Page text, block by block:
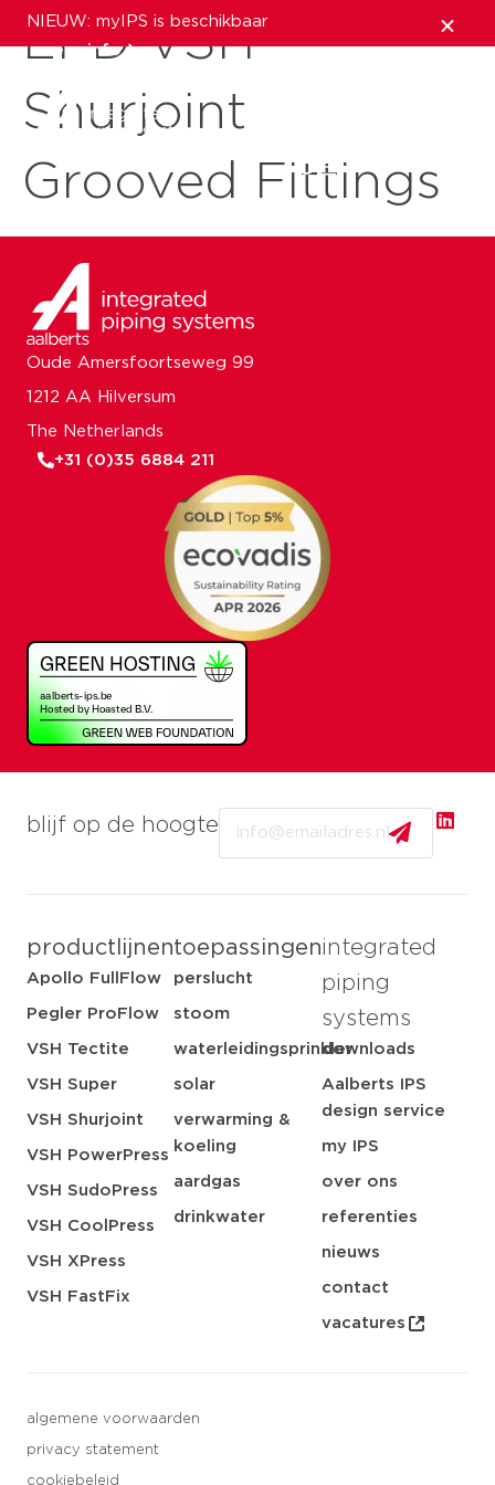
NIEUW: myIPS is beschikbaar
meer info
sluiten
EPD VSH
Shurjoint
Grooved Fittings
blijf op de hoogte
productlijnen
Apollo FullFlow
Pegler ProFlow
VSH Tectite
VSH Super
VSH Shurjoint
VSH PowerPress
VSH SudoPress
VSH CoolPress
VSH XPress
VSH FastFix
toepassingen
perslucht
stoom
waterleidingsprinkler
solar
verwarming &
koeling
aardgas
drinkwater
integrated
piping
systems
downloads
Aalberts IPS
design service
my IPS
over ons
referenties
nieuws
contact
vacatures
algemene voorwaarden
privacy statement
cookiebeleid
Oude Amersfoortseweg 99
1212 AA Hilversum
The Netherlands
+31 (0)35 6884 211